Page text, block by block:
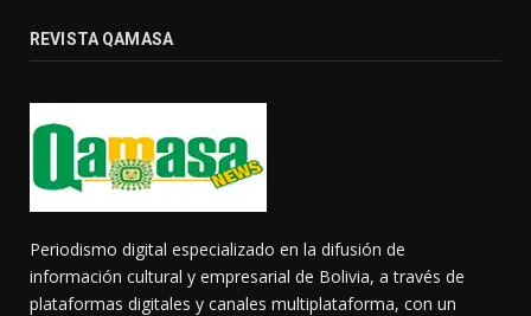
REVISTA QAMASA
Periodismo digital especializado en la difusión de
información cultural y empresarial de Bolivia, a través de
plataformas digitales y canales multiplataforma, con un